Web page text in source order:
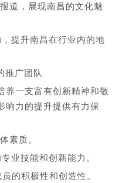
道，展现南昌的文化魅
提升南昌在行业内的地
推广团队
养一支富有创新精神和敬
响力的提升提供有力保
素质。
业技能和创新能力。
的积极性和创造性。